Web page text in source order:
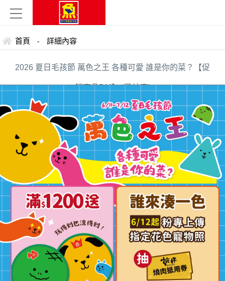
首頁 - 詳細內容
2026 夏日毛孩節 萬色之王 各種可愛 誰是你的菜？【促
銷商品DM】 (已結束)